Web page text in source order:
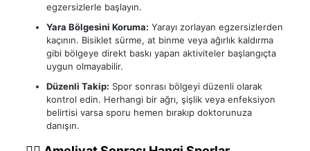
egzersizlerle başlayın.
Yara Bölgesini Koruma: Yarayı zorlayan egzersizlerden
kaçının. Bisiklet sürme, at binme veya ağırlık kaldırma
gibi bölgeye direkt baskı yapan aktiviteler başlangıçta
uygun olmayabilir.
Düzenli Takip: Spor sonrası bölgeyi düzenli olarak
kontrol edin. Herhangi bir ağrı, şişlik veya enfeksiyon
belirtisi varsa sporu hemen bırakıp doktorunuza
danışın.